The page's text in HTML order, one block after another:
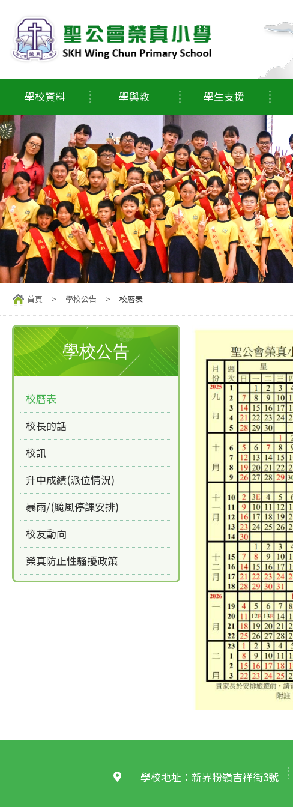
學校資料 學與教 學生支援
首頁 > 學校公告 > 校曆表
學校公告
校曆表
校長的話
校訊
升中成績(派位情況)
暴雨/(颱風停課安排)
校友動向
榮真防止性騷擾政策
學校地址：新界粉嶺吉祥街3號